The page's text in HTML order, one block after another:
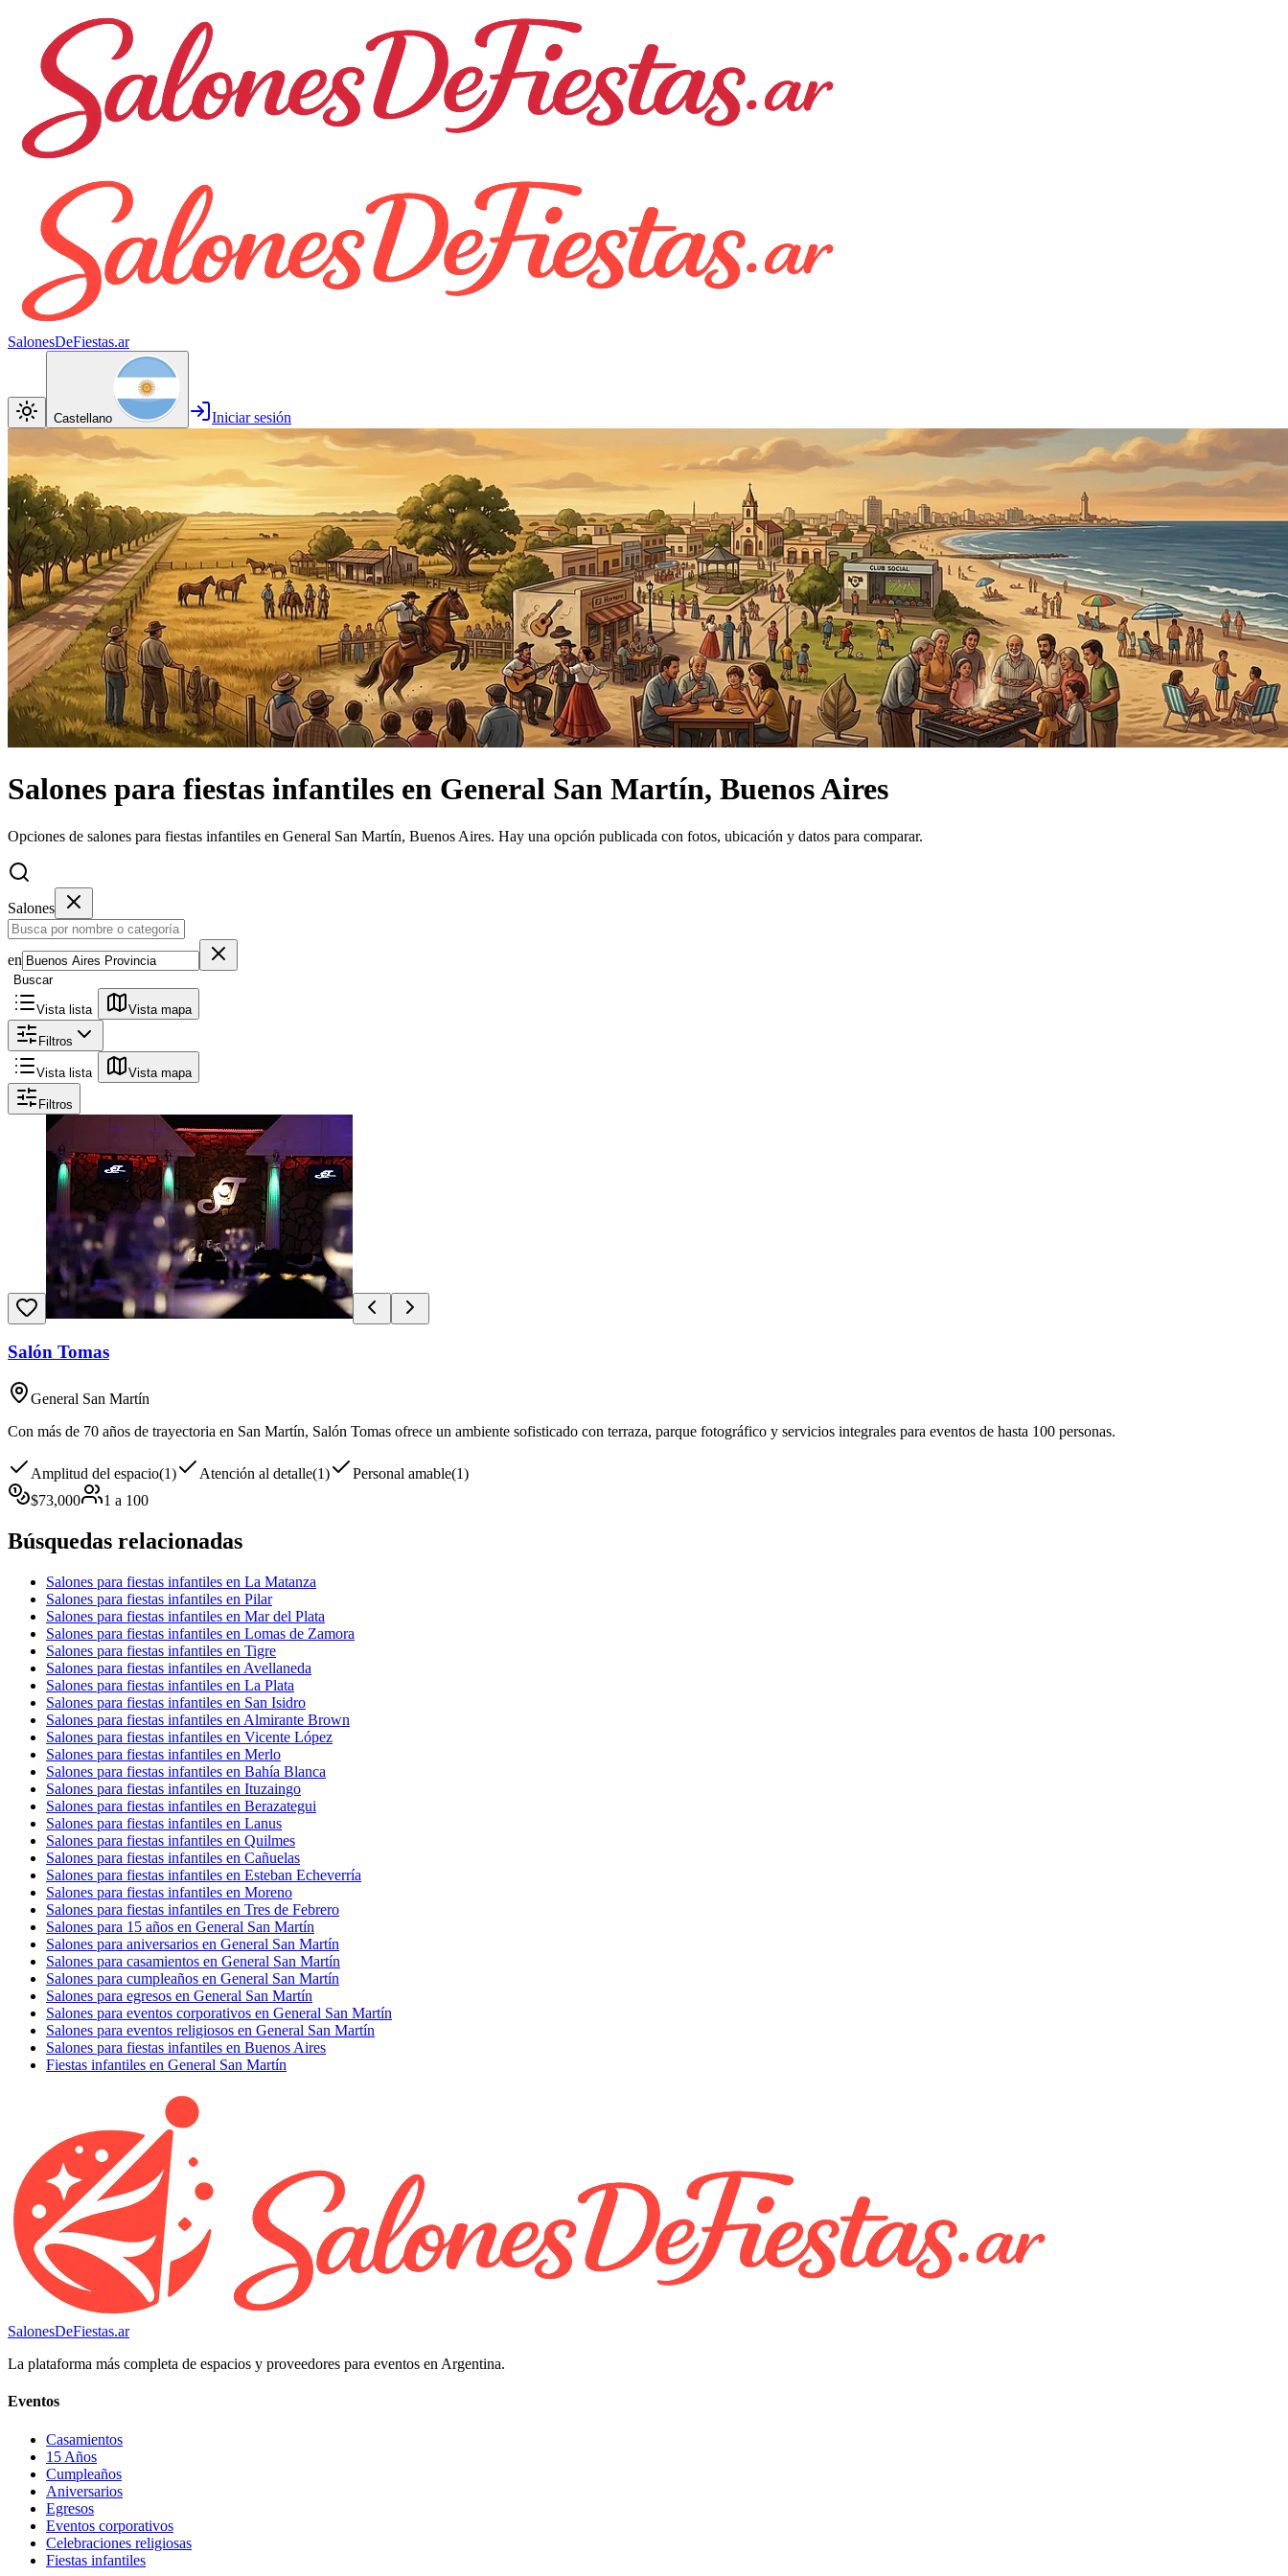
SalonesDeFiestas.ar
Castellano Iniciar sesión
Salones para fiestas infantiles en General San Martín, Buenos Aires
Opciones de salones para fiestas infantiles en General San Martín, Buenos Aires. Hay una opción publicada con fotos, ubicación y datos para comparar.
Salones
en
Buscar
Vista lista Vista mapa
Filtros
Vista lista Vista mapa
Filtros
Salón Tomas
General San Martín
Con más de 70 años de trayectoria en San Martín, Salón Tomas ofrece un ambiente sofisticado con terraza, parque fotográfico y servicios integrales para eventos de hasta 100 personas.
Amplitud del espacio(1) Atención al detalle(1) Personal amable(1)
$73,000 1 a 100
Búsquedas relacionadas
Salones para fiestas infantiles en La Matanza
Salones para fiestas infantiles en Pilar
Salones para fiestas infantiles en Mar del Plata
Salones para fiestas infantiles en Lomas de Zamora
Salones para fiestas infantiles en Tigre
Salones para fiestas infantiles en Avellaneda
Salones para fiestas infantiles en La Plata
Salones para fiestas infantiles en San Isidro
Salones para fiestas infantiles en Almirante Brown
Salones para fiestas infantiles en Vicente López
Salones para fiestas infantiles en Merlo
Salones para fiestas infantiles en Bahía Blanca
Salones para fiestas infantiles en Ituzaingo
Salones para fiestas infantiles en Berazategui
Salones para fiestas infantiles en Lanus
Salones para fiestas infantiles en Quilmes
Salones para fiestas infantiles en Cañuelas
Salones para fiestas infantiles en Esteban Echeverría
Salones para fiestas infantiles en Moreno
Salones para fiestas infantiles en Tres de Febrero
Salones para 15 años en General San Martín
Salones para aniversarios en General San Martín
Salones para casamientos en General San Martín
Salones para cumpleaños en General San Martín
Salones para egresos en General San Martín
Salones para eventos corporativos en General San Martín
Salones para eventos religiosos en General San Martín
Salones para fiestas infantiles en Buenos Aires
Fiestas infantiles en General San Martín
SalonesDeFiestas.ar
La plataforma más completa de espacios y proveedores para eventos en Argentina.
Eventos
Casamientos
15 Años
Cumpleaños
Aniversarios
Egresos
Eventos corporativos
Celebraciones religiosas
Fiestas infantiles